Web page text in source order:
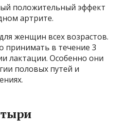
положительный эффект
артрите.
женщин всех возрастов.
принимать в течение 3
лактации. Особенно они
половых путей и